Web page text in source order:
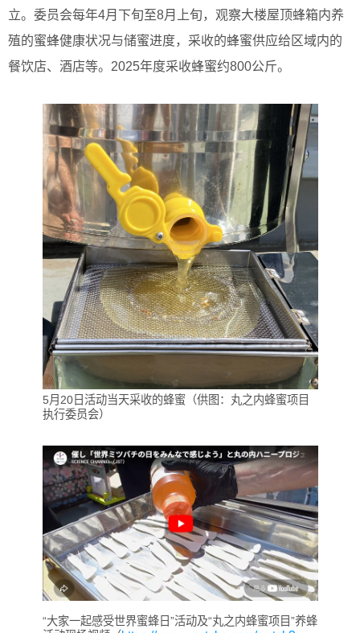
立。委员会每年4月下旬至8月上旬，观察大楼屋顶蜂箱内养
殖的蜜蜂健康状况与储蜜进度，采收的蜂蜜供应给区域内的
餐饮店、酒店等。2025年度采收蜂蜜约800公斤。
5月20日活动当天采收的蜂蜜（供图：丸之内蜂蜜项目
执行委员会）
“大家一起感受世界蜜蜂日”活动及“丸之内蜂蜜项目”养蜂